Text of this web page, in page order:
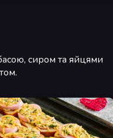
сиром та яйцями